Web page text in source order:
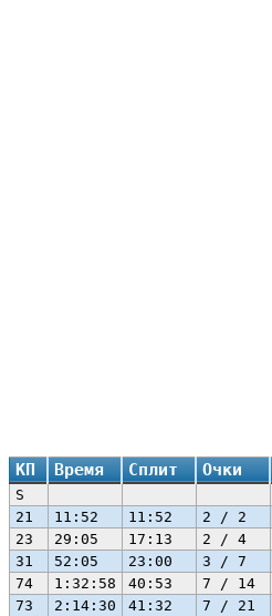
КП Время Сплит Очки
S
21
11:52 11:52 2 / 2
23
29:05 17:13 2 / 4
31
52:05 23:00 3 / 7
74
1:32:58 40:53 7 / 14
73
2:14:30 41:32 7 / 21